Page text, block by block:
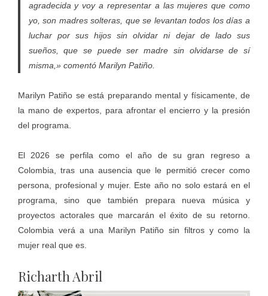
agradecida y voy a representar a las mujeres que como
yo, son madres solteras, que se levantan todos los días a
luchar por sus hijos sin olvidar ni dejar de lado sus
sueños, que se puede ser madre sin olvidarse de sí
misma,» comentó Marilyn Patiño.
Marilyn Patiño se está preparando mental y físicamente, de
la mano de expertos, para afrontar el encierro y la presión
del programa.
El 2026 se perfila como el año de su gran regreso a
Colombia, tras una ausencia que le permitió crecer como
persona, profesional y mujer. Este año no solo estará en el
programa, sino que también prepara nueva música y
proyectos actorales que marcarán el éxito de su retorno.
Colombia verá a una Marilyn Patiño sin filtros y como la
mujer real que es.
Richarth Abril